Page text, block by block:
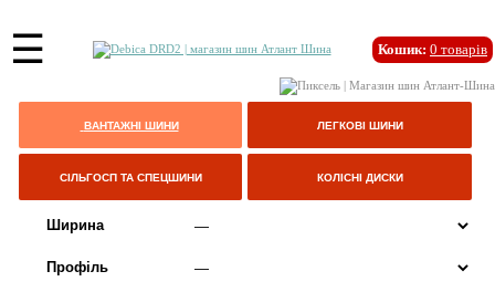
☰ Кошик: 0 товарів
ВАНТАЖНІ ШИНИ ЛЕГКОВІ ШИНИ
СІЛЬГОСП ТА СПЕЦШИНИ КОЛІСНІ ДИСКИ
Ширина
Профіль